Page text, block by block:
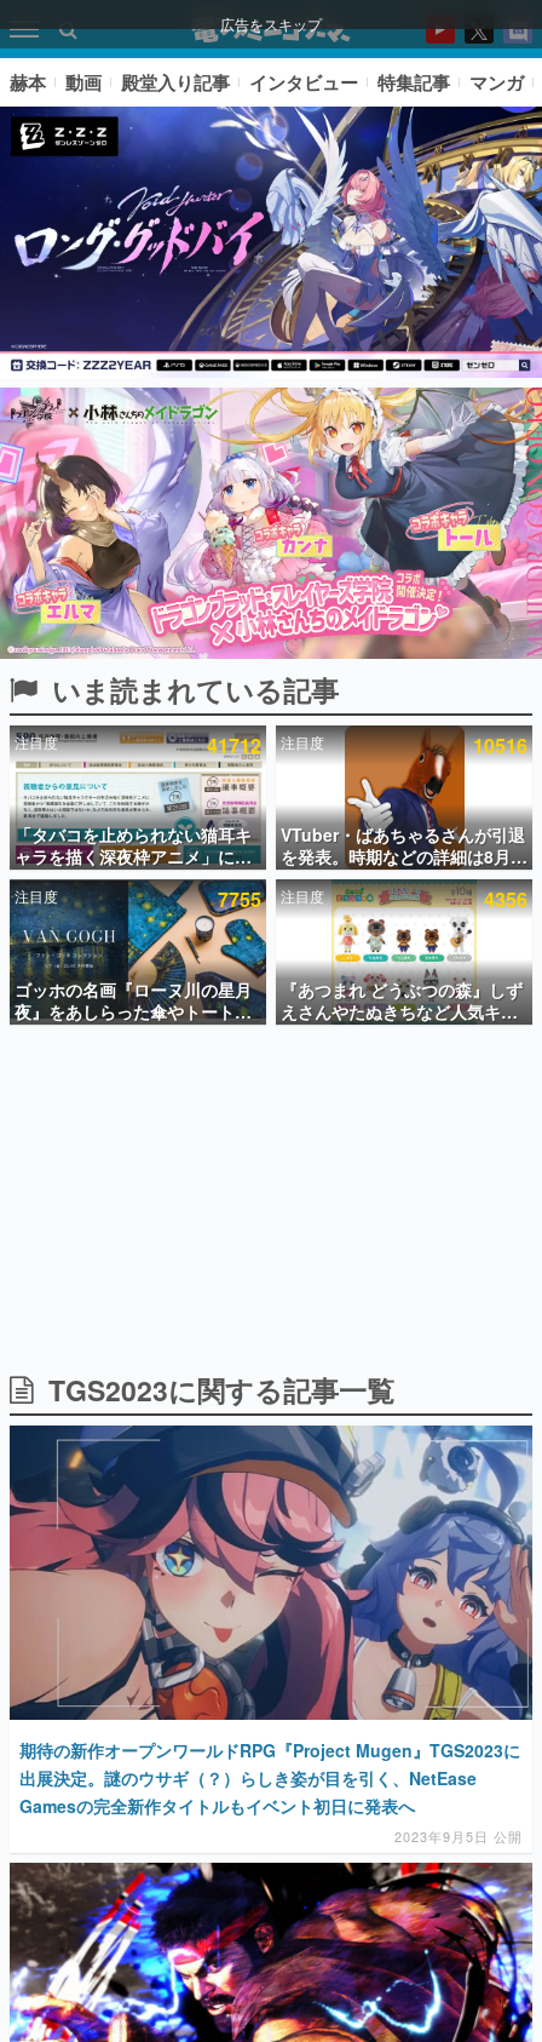
広告をスキップ
ピックアップ
電ファミのいま読まれている記事ランキング
アプリセール情報
インタビュー
連載・特集一覧
殿堂入り記事
SNS拡散数が数千以上！ ページビュー数万以上！ などな
ど。多くの人々に読まれた、電ファミ渾身の“殿堂入り”記
事をまとめました。
ゲームの企画書
名作ゲームクリエイターの方々に製作時のエピソードをお
聞きし、ヒットする企画（ゲーム）とは何か？を探ってい
きます。
赫本
この物語を解いてはいけない。『赫本』は、〈試験問題〉
の形をした短編ホラー小説集です。
新世代に訊く
これからのデジタルゲーム市場を担う若きクリエイター達
の姿を追い、彼らのルーツと情熱を探っていきます。
ゲーム開発者・hamatsu氏がゲームの魅力を画面や操作の
具体的な形から解き明かしていく、硬派で骨太な評論連載
です。
ゲームが変えた日本語
「経験値」「裏技」「ラスボス」… ゲームにまつわる言葉
の起源や用法の変遷を、コンピューター文化史研究家・タ
イニーP氏が徹底調査。
カテゴリ
特集記事
女性向け
アプリレビュー
その他
電ファミニコゲーマーとは？
運営：株式会社マレ
赫本 動画 殿堂入り記事 インタビュー 特集記事 マンガ
いま読まれている記事
注目度 41712
「タバコを止められない猫耳キ
ャラを描く深夜枠アニメ」に視
聴者の一部から批判意見。違法
薬物の使用と思しき描写も含め
て、BPOが議論を交わす
注目度 10516
VTuber・ばあちゃるさんが引退
を発表。時期などの詳細は8月9
日15時からの配信で説明
注目度 7755
ゴッホの名画『ローヌ川の星月
夜』をあしらった傘やトートバ
ッグなどが登場。8月7日21時よ
注目度 4356
『あつまれ どうぶつの森』しず
えさんやたぬきちなど人気キャ
ラクターのフロッキードールが9
TGS2023に関する記事一覧
期待の新作オープンワールドRPG『Project Mugen』TGS2023に
出展決定。謎のウサギ（？）らしき姿が目を引く、NetEase
Gamesの完全新作タイトルもイベント初日に発表へ
2023年9月5日 公開